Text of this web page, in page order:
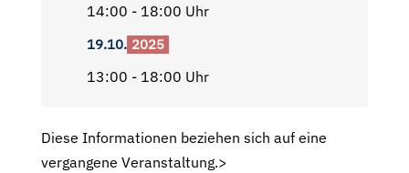
14:00 - 18:00 Uhr
19.10. 2025
13:00 - 18:00 Uhr
Diese Informationen beziehen sich auf eine
vergangene Veranstaltung.>